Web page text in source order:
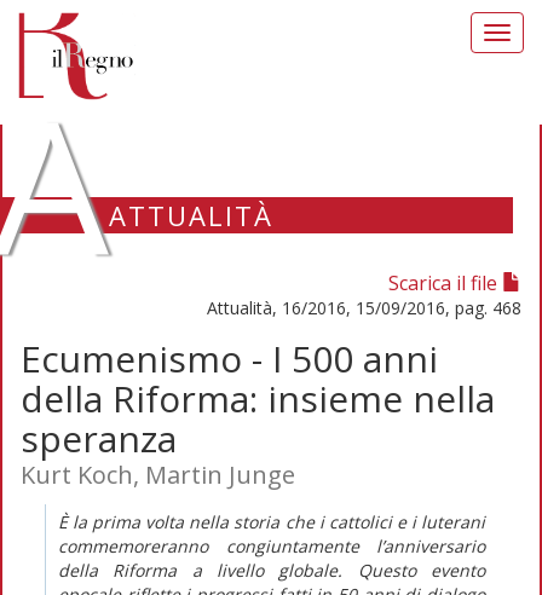
ATTUALITÀ
Scarica il file
Attualità, 16/2016, 15/09/2016, pag. 468
Ecumenismo - I 500 anni
della Riforma: insieme nella
speranza
Kurt Koch, Martin Junge
È la prima volta nella storia che i cattolici e i luterani
commemoreranno congiuntamente l’anniversario
della Riforma a livello globale. Questo evento